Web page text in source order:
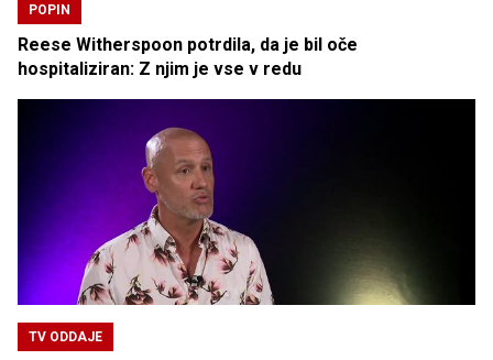
POPIN
Reese Witherspoon potrdila, da je bil oče
hospitaliziran: Z njim je vse v redu
TV ODDAJE